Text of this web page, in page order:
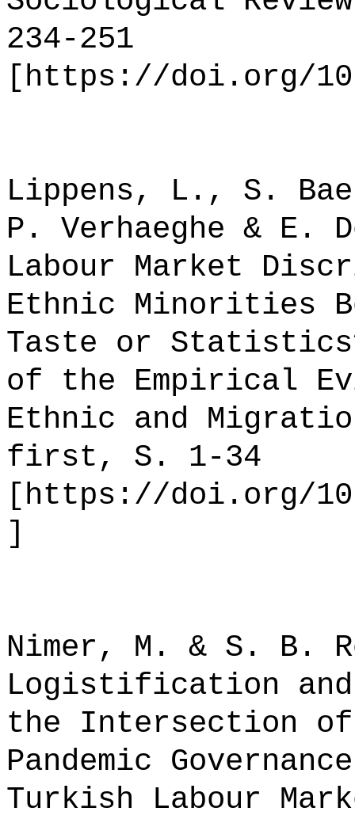
234-251
[https://doi.org/
Lippens, L., S.
P. Verhaeghe & E.
Labour Market
Ethnic Minorities
Taste or
of the Empirical
Ethnic and
first, S. 1-34
[https://doi.org/
]
Nimer, M. & S. B.
Logistification
the Intersection
Pandemic
Turkish Labour